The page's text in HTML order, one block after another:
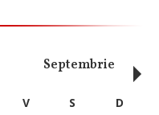
Septembrie
V S
D